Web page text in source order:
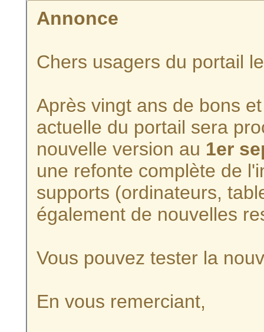
Annonce
Chers usagers du portail
Après vingt ans de bons
actuelle du portail sera
nouvelle version au 1er
une refonte complète de
supports (ordinateurs,
également de nouvelles
Vous pouvez tester la
En vous remerciant,